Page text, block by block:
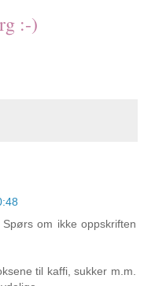
:-)
om ikke oppskriften
til kaffi, sukker m.m.